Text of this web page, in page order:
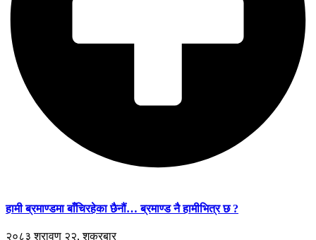
हामी ब्रमाण्डमा बाँचिरहेका छैनौं… ब्रमाण्ड नै हामीभित्र छ ?
२०८३ श्रावण २२, शुक्रबार